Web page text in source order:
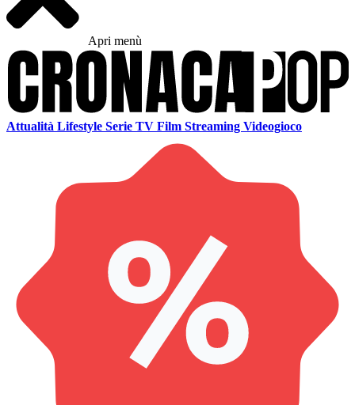
Apri menù
Attualità Lifestyle Serie TV Film Streaming Videogioco